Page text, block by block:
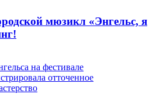
мюзикл «Энгельс, я